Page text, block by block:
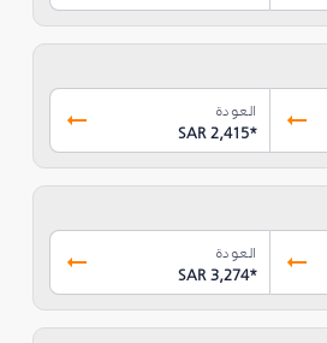
العودة
SAR 2,415*
العودة
SAR 3,274*